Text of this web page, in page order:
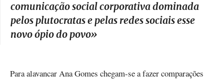
comunicação social corporativa dominada
pelos plutocratas e pelas redes sociais esse
novo ópio do povo»
Para alavancar Ana Gomes chegam-se a fazer comparações